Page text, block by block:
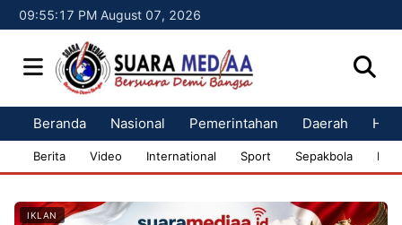
09:55:18 PM August 07, 2026
Beranda Nasional Pemerintahan Daerah
Berita Video International Sport Sepakbola
IKLAN